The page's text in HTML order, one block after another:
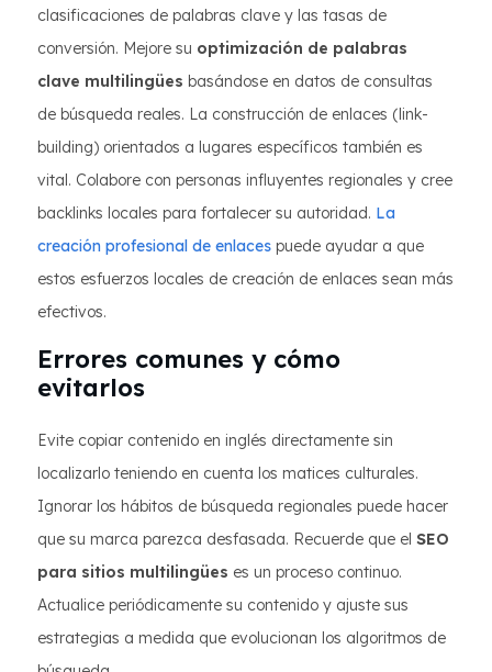
clasificaciones de palabras clave y las tasas de
conversión. Mejore su optimización de palabras
clave multilingües basándose en datos de consultas
de búsqueda reales. La construcción de enlaces (link-
building) orientados a lugares específicos también es
vital. Colabore con personas influyentes regionales y cree
backlinks locales para fortalecer su autoridad. La
creación profesional de enlaces puede ayudar a que
estos esfuerzos locales de creación de enlaces sean más
efectivos.
Errores comunes y cómo
evitarlos
Evite copiar contenido en inglés directamente sin
localizarlo teniendo en cuenta los matices culturales.
Ignorar los hábitos de búsqueda regionales puede hacer
que su marca parezca desfasada. Recuerde que el SEO
para sitios multilingües es un proceso continuo.
Actualice periódicamente su contenido y ajuste sus
estrategias a medida que evolucionan los algoritmos de